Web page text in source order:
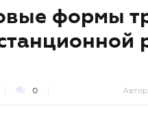
формы
0